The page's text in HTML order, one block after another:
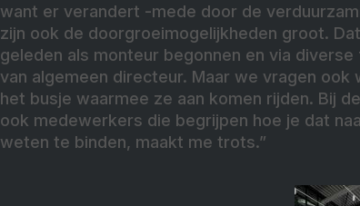
want er verandert -mede door de
zijn ook de doorgroeimogelijkheden groot.
geleden als monteur begonnen en via
van algemeen directeur. Maar we vragen
het busje waarmee ze aan komen rijden. Bij
ook medewerkers die begrijpen hoe je dat
weten te binden, maakt me trots.”